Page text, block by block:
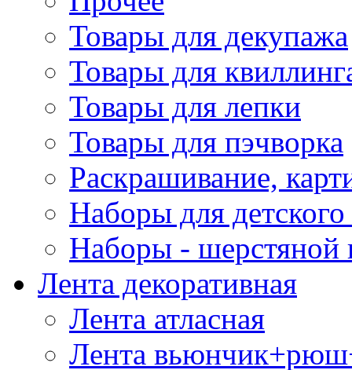
Товары для декупажа
Товары для
Товары для лепки
Товары для пэчворка
Раскрашивание,
Наборы для
Наборы - шерстяной
Лента декоративная
Лента атласная
Лента